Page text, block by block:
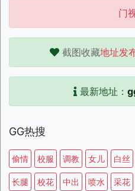
门
截图收藏地址发
最新地址：
GG热搜
偷情 校服 调教 女儿 白丝
长腿 校花 中出 喷水 采花